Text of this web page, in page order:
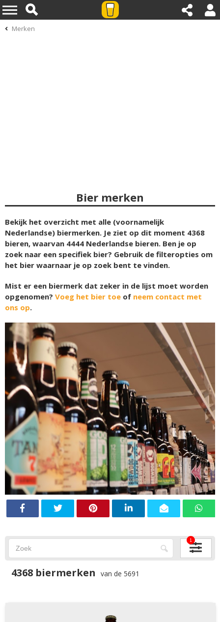
Merken
Bier merken
Bekijk het overzicht met alle (voornamelijk
Nederlandse) biermerken. Je ziet op dit moment 4368
bieren, waarvan 4444 Nederlandse bieren. Ben je op
zoek naar een specifiek bier? Gebruik de filteropties om
het bier waarnaar je op zoek bent te vinden.
Mist er een biermerk dat zeker in de lijst moet worden
opgenomen? Voeg het bier toe of neem contact met
ons op.
1
4368 biermerken van de 5691